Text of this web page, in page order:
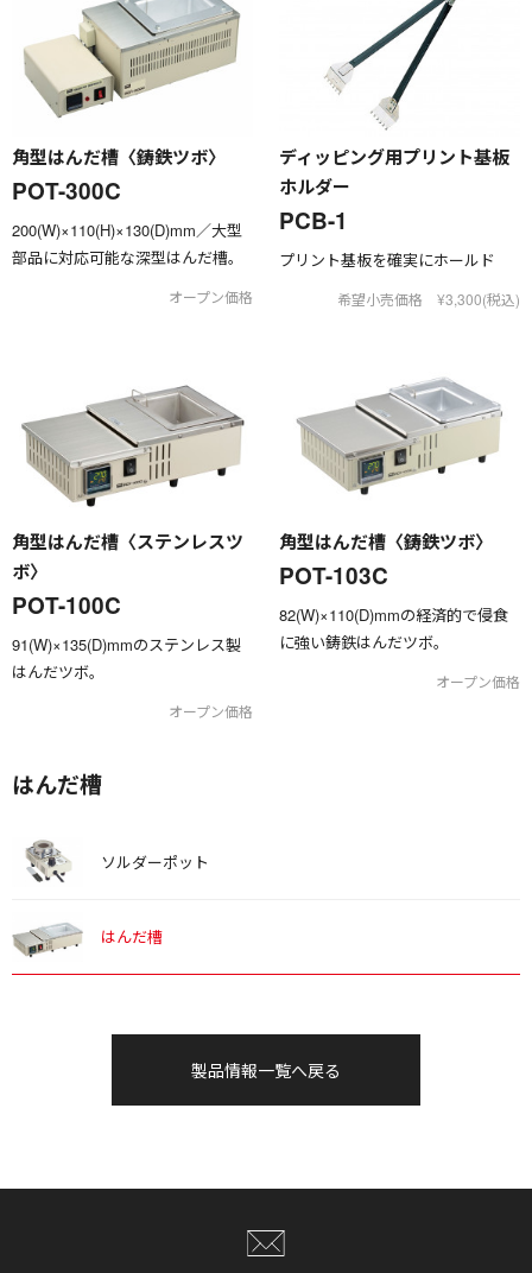
角型はんだ槽〈鋳鉄ツボ〉
POT-300C
200(W)×110(H)×130(D)mm／大型
部品に対応可能な深型はんだ槽。
オープン価格
ディッピング用プリント基板
ホルダー
PCB-1
プリント基板を確実にホールド
希望小売価格 ¥3,300(税込)
角型はんだ槽〈ステンレスツ
ボ〉
POT-100C
91(W)×135(D)mmのステンレス製
はんだツボ。
オープン価格
角型はんだ槽〈鋳鉄ツボ〉
POT-103C
82(W)×110(D)mmの経済的で侵食
に強い鋳鉄はんだツボ。
オープン価格
はんだ槽
ソルダーポット
はんだ槽
製品情報一覧へ戻る